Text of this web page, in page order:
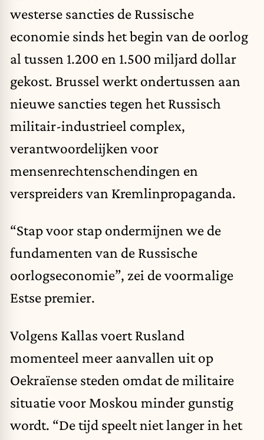
westerse sancties de Russische
economie sinds het begin van de oorlog
al tussen 1.200 en 1.500 miljard dollar
gekost. Brussel werkt ondertussen aan
nieuwe sancties tegen het Russisch
militair-industrieel complex,
verantwoordelijken voor
mensenrechtenschendingen en
verspreiders van Kremlinpropaganda.
“Stap voor stap ondermijnen we de
fundamenten van de Russische
oorlogseconomie”, zei de voormalige
Estse premier.
Volgens Kallas voert Rusland
momenteel meer aanvallen uit op
Oekraïense steden omdat de militaire
situatie voor Moskou minder gunstig
wordt. “De tijd speelt niet langer in het